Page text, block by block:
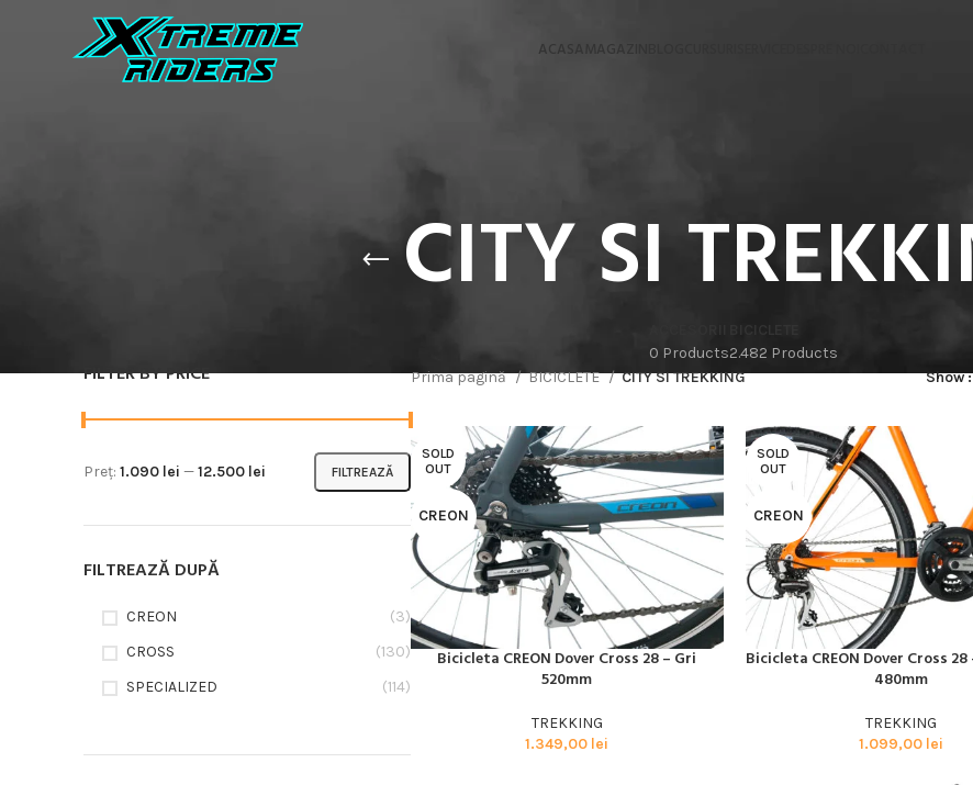
ACASA MAGAZIN
CITY SI
0 Products2.482 Products
FILTER BY PRICE
FILTREAZĂ
Preț: 1.090 lei —12.500 lei
FILTREAZĂ DUPĂ
CREON
(3)
CROSS
(130)
SPECIALIZED
(114)
Prima pagină BICICLETE CITY SI TREKKING Show
SOLD
OUT
CREON
CITEȘTE MAI MULT
Bicicleta CREON Dover Cross 28 – Gri
520mm
TREKKING
1.349,00 lei
SOLD
OUT
CREON
CITEȘTE MAI MULT
Bicicleta CREON Dover Cross
480mm
TREKKING
1.099,00 lei